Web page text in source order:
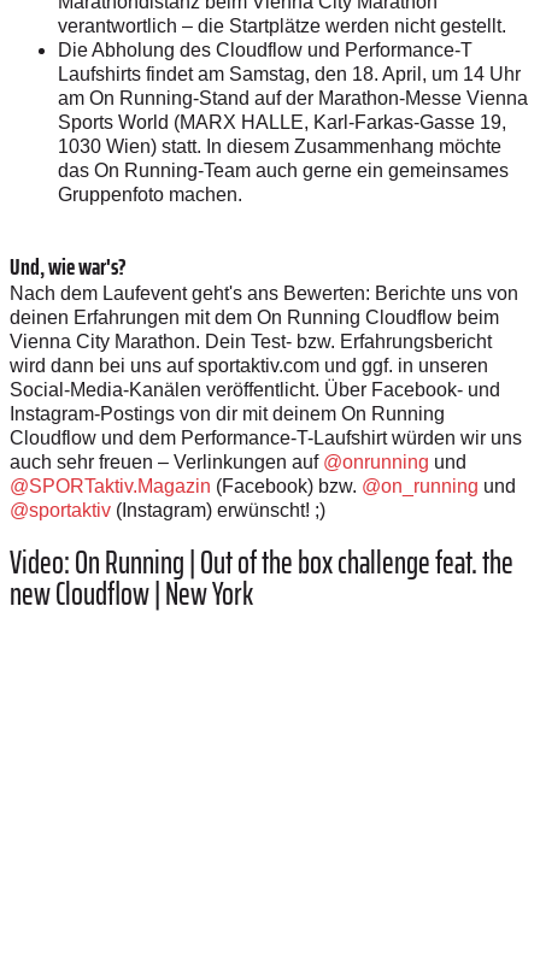
verantwortlich – die Startplätze werden nicht gestellt.
Die Abholung des Cloudflow und Performance-T
Laufshirts findet am Samstag, den 18. April, um 14 Uhr
am On Running-Stand auf der Marathon-Messe Vienna
Sports World (MARX HALLE, Karl-Farkas-Gasse 19,
1030 Wien) statt. In diesem Zusammenhang möchte
das On Running-Team auch gerne ein gemeinsames
Gruppenfoto machen.
Und, wie war's?
Nach dem Laufevent geht's ans Bewerten: Berichte uns von
deinen Erfahrungen mit dem On Running Cloudflow beim
Vienna City Marathon. Dein Test- bzw. Erfahrungsbericht
wird dann bei uns auf sportaktiv.com und ggf. in unseren
Social-Media-Kanälen veröffentlicht. Über Facebook- und
Instagram-Postings von dir mit deinem On Running
Cloudflow und dem Performance-T-Laufshirt würden wir uns
auch sehr freuen – Verlinkungen auf @onrunning und
@SPORTaktiv.Magazin (Facebook) bzw. @on_running und
@sportaktiv (Instagram) erwünscht! ;)
Video: On Running | Out of the box challenge feat. the
new Cloudflow | New York